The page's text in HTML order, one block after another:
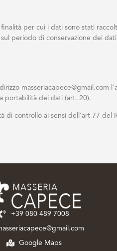
per cui i dati sono stati
periodo di conservazione dei
masseriacapece@gmail.com
portabilità dei dati (art. 20).
di controllo ai sensi dell’art 77 del
+39 080 489 7008‬
Google Maps